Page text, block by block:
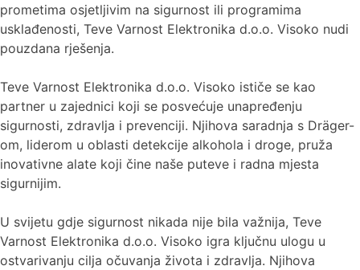
prometima osjetljivim na sigurnost ili programima
usklađenosti, Teve Varnost Elektronika d.o.o. Visoko nudi
pouzdana rješenja.
Teve Varnost Elektronika d.o.o. Visoko ističe se kao
partner u zajednici koji se posvećuje unapređenju
sigurnosti, zdravlja i prevenciji. Njihova saradnja s Dräger-
om, liderom u oblasti detekcije alkohola i droge, pruža
inovativne alate koji čine naše puteve i radna mjesta
sigurnijim.
U svijetu gdje sigurnost nikada nije bila važnija, Teve
Varnost Elektronika d.o.o. Visoko igra ključnu ulogu u
ostvarivanju cilja očuvanja života i zdravlja. Njihova